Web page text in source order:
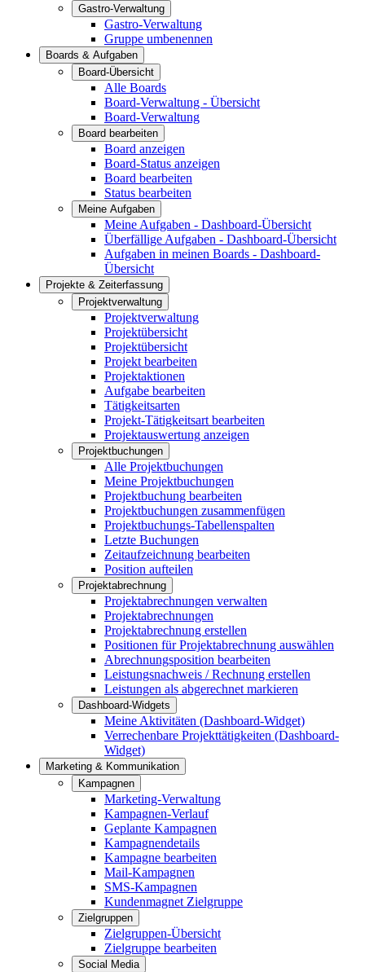
Gastro-Verwaltung
Gastro-Verwaltung
Gruppe umbenennen
Boards & Aufgaben
Board-Übersicht
Alle Boards
Board-Verwaltung - Übersicht
Board-Verwaltung
Board bearbeiten
Board anzeigen
Board-Status anzeigen
Board bearbeiten
Status bearbeiten
Meine Aufgaben
Meine Aufgaben - Dashboard-Übersicht
Überfällige Aufgaben - Dashboard-Übersicht
Aufgaben in meinen Boards - Dashboard-
Übersicht
Projekte & Zeiterfassung
Projektverwaltung
Projektverwaltung
Projektübersicht
Projektübersicht
Projekt bearbeiten
Projektaktionen
Aufgabe bearbeiten
Tätigkeitsarten
Projekt-Tätigkeitsart bearbeiten
Projektauswertung anzeigen
Projektbuchungen
Alle Projektbuchungen
Meine Projektbuchungen
Projektbuchung bearbeiten
Projektbuchungen zusammenfügen
Projektbuchungs-Tabellenspalten
Letzte Buchungen
Zeitaufzeichnung bearbeiten
Position aufteilen
Projektabrechnung
Projektabrechnungen verwalten
Projektabrechnungen
Projektabrechnung erstellen
Positionen für Projektabrechnung auswählen
Abrechnungsposition bearbeiten
Leistungsnachweis / Rechnung erstellen
Leistungen als abgerechnet markieren
Dashboard-Widgets
Meine Aktivitäten (Dashboard-Widget)
Verrechenbare Projekttätigkeiten (Dashboard-
Widget)
Marketing & Kommunikation
Kampagnen
Marketing-Verwaltung
Kampagnen-Verlauf
Geplante Kampagnen
Kampagnendetails
Kampagne bearbeiten
Mail-Kampagnen
SMS-Kampagnen
Kundenmagnet Zielgruppe
Zielgruppen
Zielgruppen-Übersicht
Zielgruppe bearbeiten
Social Media